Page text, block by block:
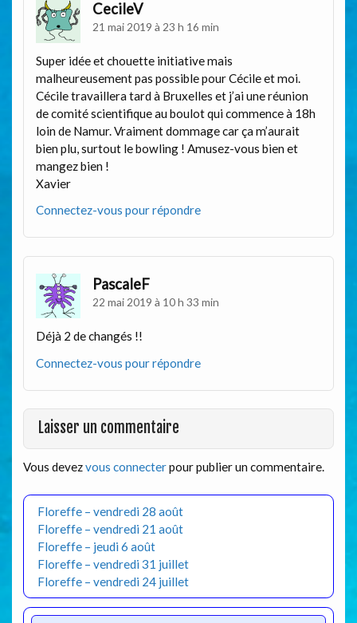
CecileV
21 mai 2019 à 23 h 16 min
Super idée et chouette initiative mais
malheureusement pas possible pour Cécile et moi.
Cécile travaillera tard à Bruxelles et j’ai une réunion
de comité scientifique au boulot qui commence à 18h
loin de Namur. Vraiment dommage car ça m’aurait
bien plu, surtout le bowling ! Amusez-vous bien et
mangez bien !
Xavier
Connectez-vous pour répondre
PascaleF
22 mai 2019 à 10 h 33 min
Déjà 2 de changés !!
Connectez-vous pour répondre
Laisser un commentaire
Vous devezvous connecterpour publier un commentaire.
Floreffe – vendredi 28 août
Floreffe – vendredi 21 août
Floreffe – jeudi 6 août
Floreffe – vendredi 31 juillet
Floreffe – vendredi 24 juillet